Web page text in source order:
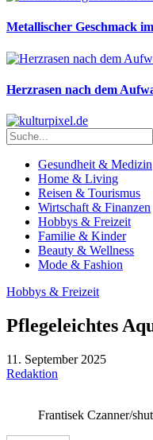
Metallischer Geschmack
Herzrasen nach dem
Gesundheit & Medizin
Home & Living
Reisen & Tourismus
Wirtschaft & Finanzen
Hobbys & Freizeit
Familie & Kinder
Beauty & Wellness
Mode & Fashion
Hobbys & Freizeit
Pflegeleichtes
11. September 2025
Redaktion
Frantisek Czanner/